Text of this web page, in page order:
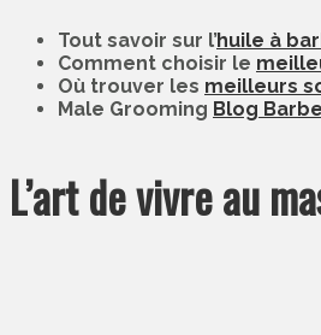
Tout savoir sur l’huile à
Comment choisir le
Où trouver les meilleurs
Male Grooming Blog Barbe
L’art de vivre au